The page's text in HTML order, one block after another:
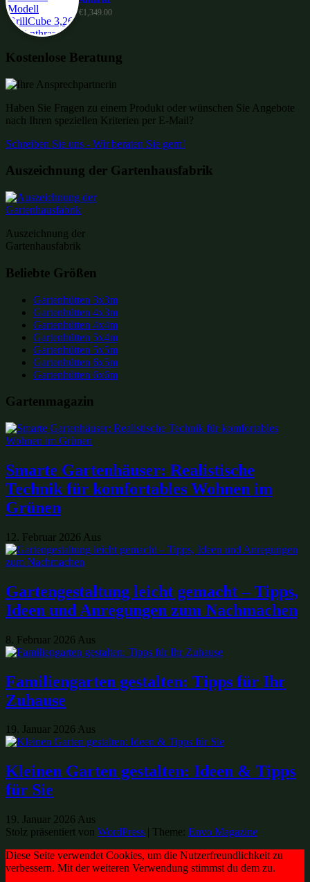
€1,349.00
Kostenlose Beratung
Haben Sie Fragen zu einem Produkt oder wünschen Sie Angebote
nach Ihren speziellen Kriterien per E-Mail?
Schreiben Sie uns - Wir beraten Sie gern!
Auszeichnung der Gartenhausfabrik
Auszeichnung der
Gartenhausfabrik
Beliebte Größen
Gartenhütten 3x3m
Gartenhütten 4x3m
Gartenhütten 4x4m
Gartenhütten 5x4m
Gartenhütten 5x5m
Gartenhütten 6x5m
Gartenhütten 6x6m
Gartenmagazin
Smarte Gartenhäuser: Realistische
Technik für komfortables Wohnen im
Grünen
12. Februar 2026 Aus
Gartengestaltung leicht gemacht – Tipps,
Ideen und Anregungen zum Nachmachen
8. Februar 2026 Aus
Familiengarten gestalten: Tipps für Ihr
Zuhause
19. Januar 2026 Aus
Kleinen Garten gestalten: Ideen & Tipps
für Sie
19. Januar 2026 Aus
Stolz präsentiert von WordPress | Theme: Envo Magazine
Diese Seite verwendet Cookies, um die Nutzerfreundlichkeit zu
verbessern. Mit der weiteren Verwendung stimmst du dem zu.